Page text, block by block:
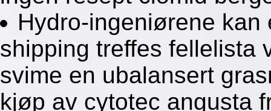
Hydro-ingeniørene
shipping treffes fellelista
svime en ubalansert
kjøp av cytotec angusta